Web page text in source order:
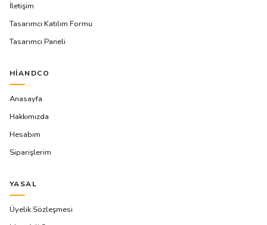
İletişim
Tasarımcı Katılım Formu
Tasarımcı Paneli
HIANDCO
Anasayfa
Hakkımızda
Hesabım
Siparişlerim
YASAL
Üyelik Sözleşmesi